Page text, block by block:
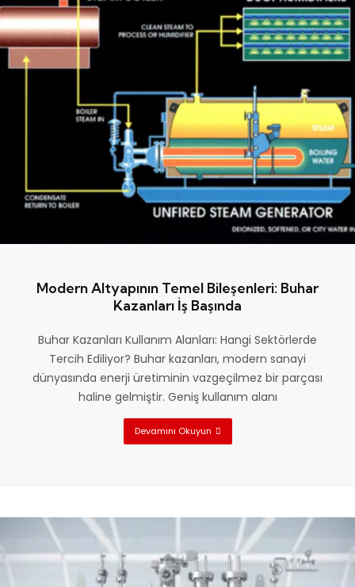
Modern Altyapının Temel Bileşenleri: Buhar
Kazanları İş Başında
Buhar Kazanları Kullanım Alanları: Hangi Sektörlerde
Tercih Ediliyor? Buhar kazanları, modern sanayi
dünyasında enerji üretiminin vazgeçilmez bir parçası
haline gelmiştir. Geniş kullanım alanı
Devamını Okuyun